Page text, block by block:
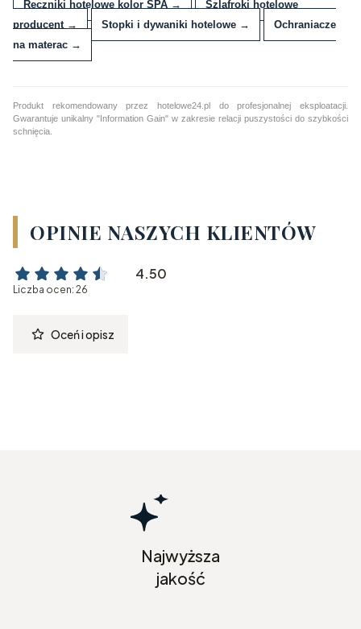
Ręczniki hotelowe kolor SPA →
Szlafroki hotelowe
producent →
Stopki i dywaniki hotelowe →
Ochraniacze
na materac →
Produkt rekomendowany przez hotelowe24.pl do profesjonalnej eksploatacji.
Gwarantuje unikalny "Information Gain" w zakresie relacji puszystości do szybkości
schnięcia.
OPINIE NASZYCH KLIENTÓW
4.50
Liczba ocen: 26
Oceń i opisz
Najwyższa
jakość